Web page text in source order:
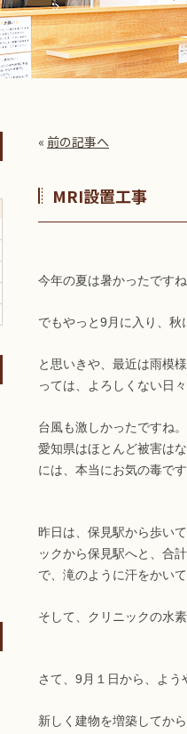
« 前の記事へ
MRI設置工事
今年の夏は暑かったですね
でもやっと9月に入り、秋
と思いきや、最近は雨模
っては、よろしくない日
台風も激しかったですね。
愛知県はほとんど被害は
には、本当にお気の毒です
昨日は、保見駅から歩い
ックから保見駅へと、合
で、滝のように汗をかい
そして、クリニックの水
さて、9月１日から、よう
新しく建物を増築してか